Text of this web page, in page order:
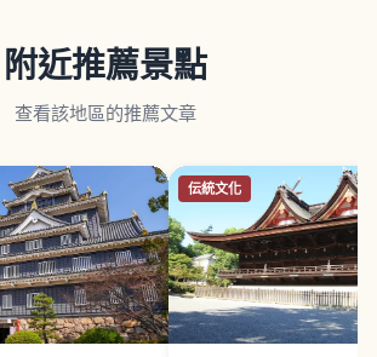
附近推薦景點
查看該地區的推薦文章
伝統文化